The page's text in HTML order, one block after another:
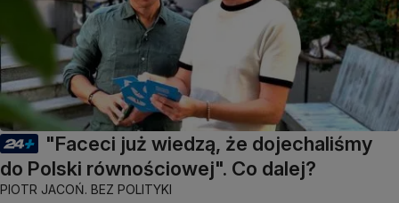
"Faceci już wiedzą, że dojechaliśmy
do Polski równościowej". Co dalej?
PIOTR JACOŃ. BEZ POLITYKI